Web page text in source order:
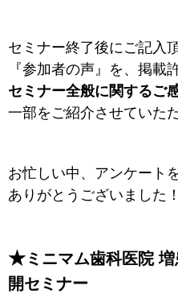
セミナー終了後にご記入
『参加者の声』を、掲載
セミナー全般に関するご
一部をご紹介させていた
お忙しい中、アンケート
ありがとうございました！
★ミニマム歯科医院
開セミナー